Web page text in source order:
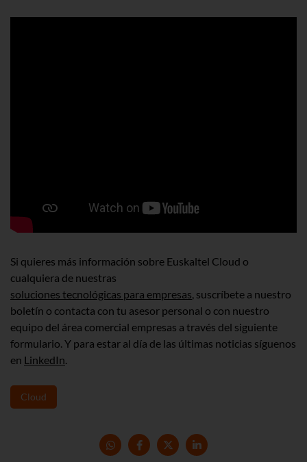
Si quieres más información sobre Euskaltel Cloud o
cualquiera de nuestras
soluciones tecnológicas para empresas, suscríbete a nuestro
boletín o contacta con tu asesor personal o con nuestro
equipo del área comercial empresas a través del siguiente
formulario. Y para estar al día de las últimas noticias síguenos
en LinkedIn.
Cloud